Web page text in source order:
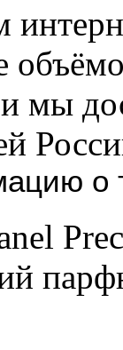
мы
о